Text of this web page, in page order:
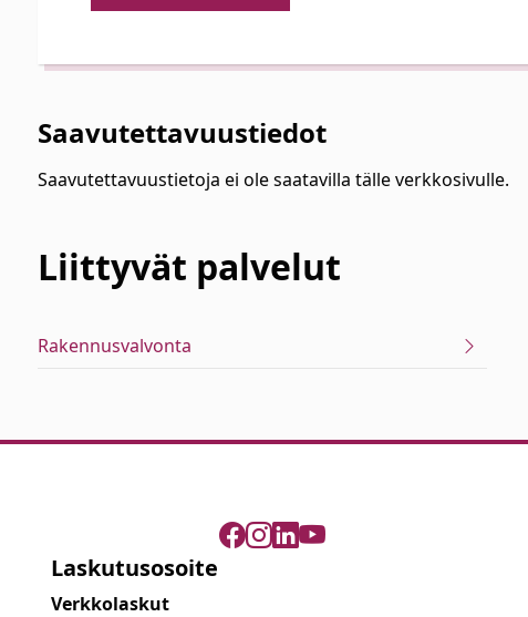
Saavutettavuustiedot
Saavutettavuustietoja ei ole saatavilla tälle verkkosivulle.
Liittyvät palvelut
Rakennusvalvonta
Laskutusosoite
Verkkolaskut